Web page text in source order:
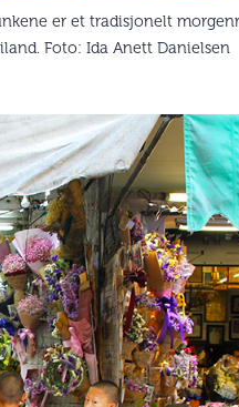
er et tradisjonelt
Foto: Ida Anett Danielsen